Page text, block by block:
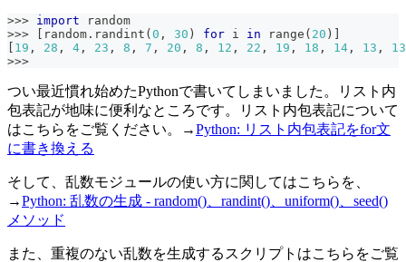
>>> import random
>>> random . randint ( 0 , 30 ) for i in range ( 20 )
19 , 28 , 4 , 23 , 8 , 7 , 20 , 8 , 12 , 22 , 19 , 18 , 14 , 13 ,
13
>>>
つい最近慣れ始めたPythonで書いてしまいました。リスト内
包表記が地味に便利なところです。リスト内包表記について
はこちらをご覧ください。→Python: リスト内包表記をfor文
に書き換える
そして、乱数モジュールの使い方に関してはこちらを、
→Python: 乱数の生成 - random()、randint()、uniform()、seed()
メソッド
また、重複のない乱数を生成するスクリプトはこちらをご覧